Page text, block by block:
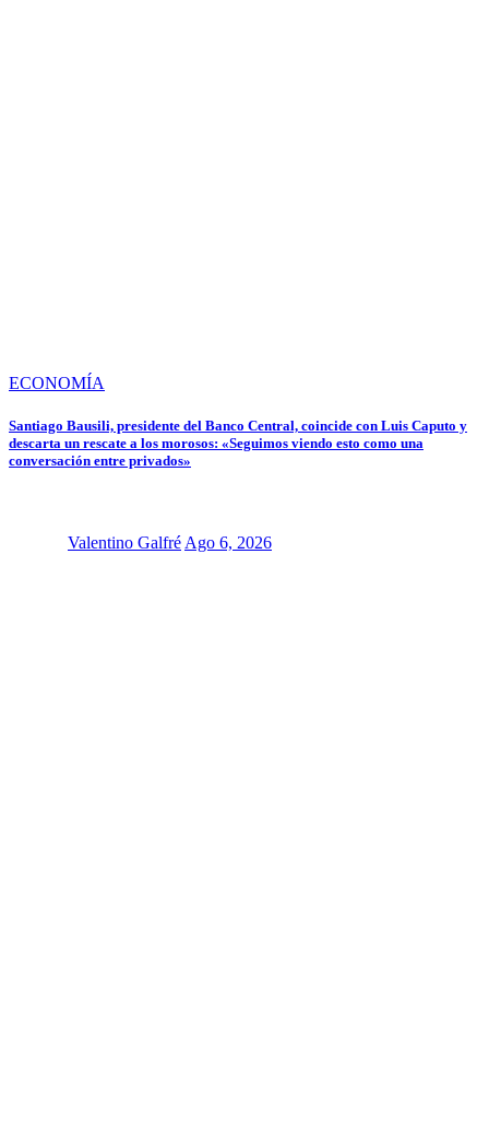
ECONOMÍA
Santiago Bausili, presidente del Banco Central, coincide con Luis Caputo y
descarta un rescate a los morosos: «Seguimos viendo esto como una
conversación entre privados»
Valentino Galfré Ago 6, 2026